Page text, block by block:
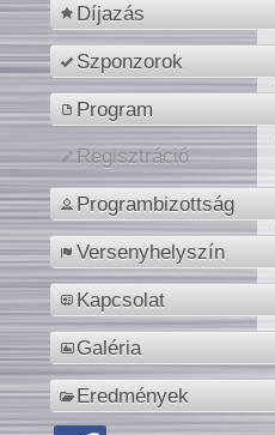
Díjazás
Szponzorok
Program
Regisztráció
Programbizottság
Versenyhelyszín
Kapcsolat
Galéria
Eredmények